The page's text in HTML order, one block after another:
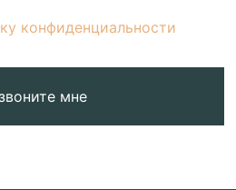
конфиденциальности
мне